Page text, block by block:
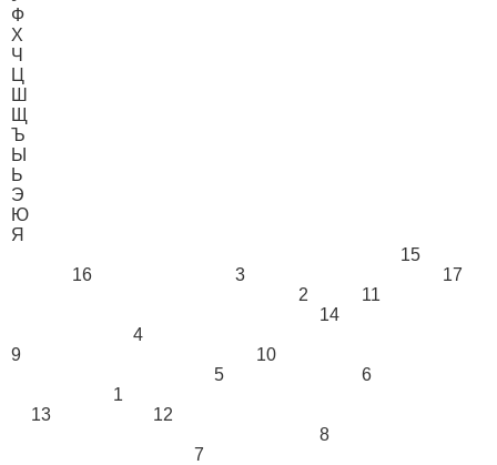
Ф
Х
Ч
Ц
Ш
Щ
Ъ
Ы
Ь
Э
Ю
Я
15
16
3
17
2
11
14
4
9
10
5
6
1
13
12
8
7